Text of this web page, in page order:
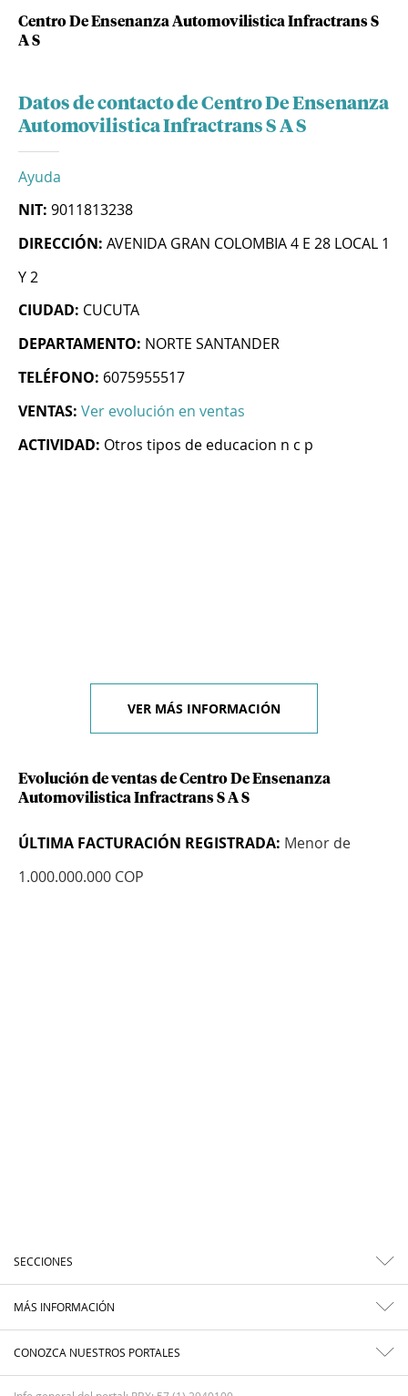
Centro De Ensenanza Automovilistica Infractrans S
A S
Datos de contacto de Centro De Ensenanza
Automovilistica Infractrans S A S
Ayuda
NIT: 9011813238
DIRECCIÓN: AVENIDA GRAN COLOMBIA 4 E 28 LOCAL 1
Y 2
CIUDAD: CUCUTA
DEPARTAMENTO: NORTE SANTANDER
TELÉFONO: 6075955517
VENTAS: Ver evolución en ventas
ACTIVIDAD: Otros tipos de educacion n c p
VER MÁS INFORMACIÓN
Evolución de ventas de Centro De Ensenanza
Automovilistica Infractrans S A S
ÚLTIMA FACTURACIÓN REGISTRADA: Menor de
1.000.000.000 COP
SECCIONES
MÁS INFORMACIÓN
CONOZCA NUESTROS PORTALES